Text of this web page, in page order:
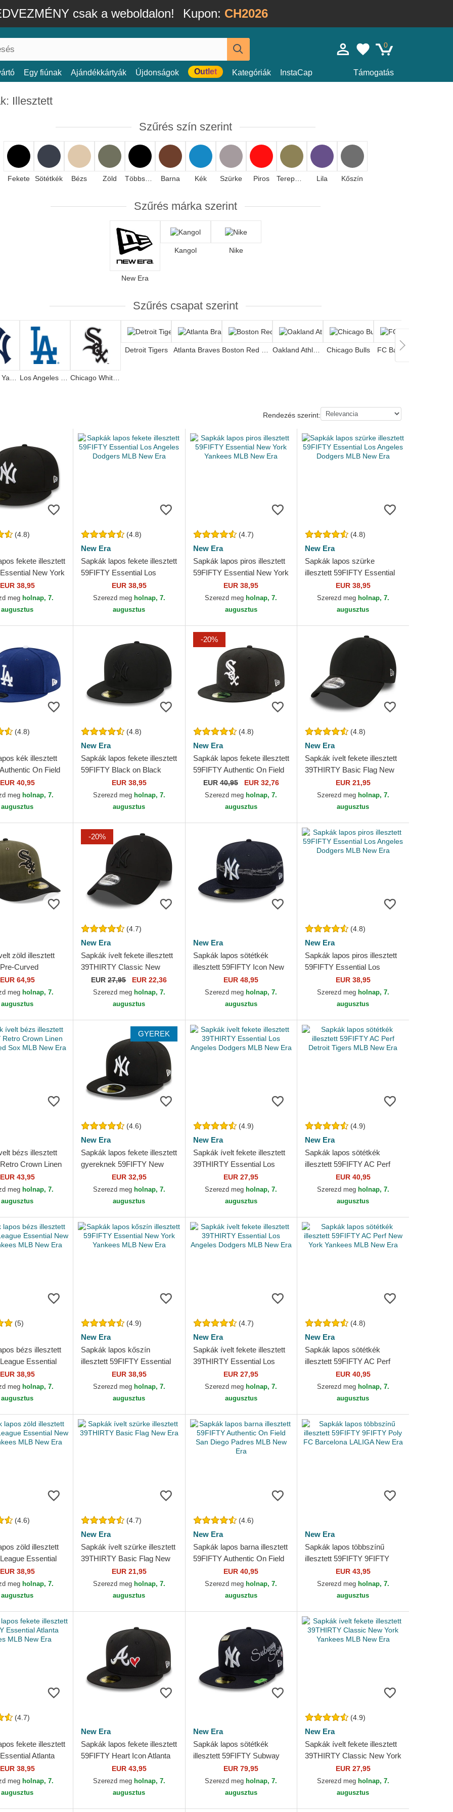
csak a weboldalon! Kupon: CH2026
0
Egy fiúnak Ajándékkártyák Újdonságok Outlet Kategóriák InstaCap Támogatás
Illesztett
Szűrés szín szerint
Fekete Sötétkék Bézs Zöld Többszínű Barna Kék Szürke Piros Terepmintás Lila Kőszín
Szűrés márka szerint
New Era
Kangol Nike
Szűrés csapat szerint
Detroit Tigers Atlanta Braves Boston Red Sox Oakland Athletics Chicago Bulls FC Barcelona
Rendezés szerint:
(4.8)
fekete illesztett
New York
New Era
EUR 38,95
meg holnap, 7.
augusztus
(4.8)
New Era
Sapkák lapos fekete illesztett
59FIFTY Essential Los
Angeles Dodgers MLB New
EUR 38,95
Szerezd meg holnap, 7.
augusztus
(4.7)
New Era
Sapkák lapos piros illesztett
59FIFTY Essential New York
Yankees MLB New Era
EUR 38,95
Szerezd meg holnap, 7.
augusztus
(4.8)
New Era
Sapkák lapos szürke
illesztett 59FIFTY Essential
Los Angeles Dodgers MLB
New Era
EUR 38,95
Szerezd meg holnap, 7.
augusztus
(4.8)
kék illesztett
On Field
Angeles Dodgers
Era
EUR 40,95
meg holnap, 7.
augusztus
(4.8)
New Era
Sapkák lapos fekete illesztett
59FIFTY Black on Black
New York Yankees MLB
New Era
EUR 38,95
Szerezd meg holnap, 7.
augusztus
-20%
(4.8)
New Era
Sapkák lapos fekete illesztett
59FIFTY Authentic On Field
Game Chicago White Sox
MLB New Era
EUR40,95 EUR 32,76
Szerezd meg holnap, 7.
augusztus
(4.8)
New Era
Sapkák ívelt fekete illesztett
39THIRTY Basic Flag New
EUR 21,95
Szerezd meg holnap, 7.
augusztus
zöld illesztett
Curved
Herringbone
Sox MLB
EUR 64,95
meg holnap, 7.
augusztus
-20%
(4.7)
New Era
Sapkák ívelt fekete illesztett
39THIRTY Classic New
York Yankees MLB New Era
EUR27,95 EUR 22,36
Szerezd meg holnap, 7.
augusztus
New Era
Sapkák lapos sötétkék
illesztett 59FIFTY Icon New
York Yankees MLB New Era
EUR 48,95
Szerezd meg holnap, 7.
augusztus
(4.8)
New Era
Sapkák lapos piros illesztett
59FIFTY Essential Los
Angeles Dodgers MLB New
EUR 38,95
Szerezd meg holnap, 7.
augusztus
bézs illesztett
Crown Linen
Sox MLB New
EUR 43,95
meg holnap, 7.
augusztus
GYEREK
(4.6)
New Era
Sapkák lapos fekete illesztett
gyereknek 59FIFTY New
York Yankees MLB New Era
EUR 32,95
Szerezd meg holnap, 7.
augusztus
(4.9)
New Era
Sapkák ívelt fekete illesztett
39THIRTY Essential Los
Angeles Dodgers MLB New
EUR 27,95
Szerezd meg holnap, 7.
augusztus
(4.9)
New Era
Sapkák lapos sötétkék
illesztett 59FIFTY AC Perf
Detroit Tigers MLB New Era
EUR 40,95
Szerezd meg holnap, 7.
augusztus
(5)
bézs illesztett
Essential
Yankees MLB
EUR 38,95
meg holnap, 7.
augusztus
(4.9)
New Era
Sapkák lapos kőszín
illesztett 59FIFTY Essential
New York Yankees MLB
New Era
EUR 38,95
Szerezd meg holnap, 7.
augusztus
(4.7)
New Era
Sapkák ívelt fekete illesztett
39THIRTY Essential Los
Angeles Dodgers MLB New
EUR 27,95
Szerezd meg holnap, 7.
augusztus
(4.8)
New Era
Sapkák lapos sötétkék
illesztett 59FIFTY AC Perf
New York Yankees MLB
New Era
EUR 40,95
Szerezd meg holnap, 7.
augusztus
(4.6)
zöld illesztett
Essential
Yankees MLB
EUR 38,95
meg holnap, 7.
augusztus
(4.7)
New Era
Sapkák ívelt szürke illesztett
39THIRTY Basic Flag New
EUR 21,95
Szerezd meg holnap, 7.
augusztus
(4.6)
New Era
Sapkák lapos barna illesztett
59FIFTY Authentic On Field
San Diego Padres MLB New
EUR 40,95
Szerezd meg holnap, 7.
augusztus
New Era
Sapkák lapos többszínű
illesztett 59FIFTY 9FIFTY
Poly FC Barcelona LALIGA
New Era
EUR 43,95
Szerezd meg holnap, 7.
augusztus
(4.7)
fekete illesztett
Atlanta
New Era
EUR 38,95
meg holnap, 7.
augusztus
New Era
Sapkák lapos fekete illesztett
59FIFTY Heart Icon Atlanta
Braves MLB New Era
EUR 43,95
Szerezd meg holnap, 7.
augusztus
New Era
Sapkák lapos sötétkék
illesztett 59FIFTY Subway
Series New York Yankees
MLB New Era
EUR 79,95
Szerezd meg holnap, 7.
augusztus
(4.9)
New Era
Sapkák ívelt fekete illesztett
39THIRTY Classic New York
Yankees MLB New Era
EUR 27,95
Szerezd meg holnap, 7.
augusztus